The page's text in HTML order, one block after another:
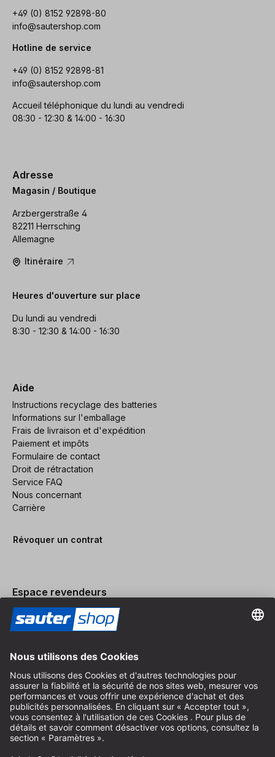
+49 (0) 8152 92898-80
info@sautershop.com
Hotline de service
+49 (0) 8152 92898-81
info@sautershop.com
Accueil téléphonique du lundi au vendredi
08:30 - 12:30 & 14:00 - 16:30
Adresse
Magasin / Boutique
Arzbergerstraße 4
82211 Herrsching
Allemagne
Itinéraire
Heures d'ouverture sur place
Du lundi au vendredi
8:30 - 12:30 & 14:00 - 16:30
Aide
Instructions recyclage des batteries
Informations sur l'emballage
Frais de livraison et d'expédition
Paiement et impôts
Formulaire de contact
Droit de rétractation
Service FAQ
Nous concernant
Carrière
Révoquer un contrat
Espace revendeurs
Devenir revendeur
Mentions légales
Conditions Générales
Protection des Données
Paramètres des Cookies